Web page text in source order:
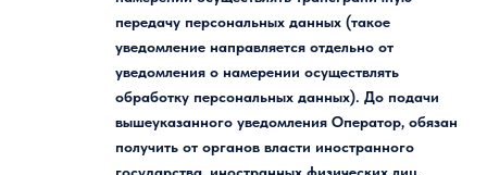
передачу персональных данных (такое
уведомление направляется отдельно от
уведомления о намерении осуществлять
обработку персональных данных). До подачи
вышеуказанного уведомления Оператор, обязан
получить от органов власти иностранного